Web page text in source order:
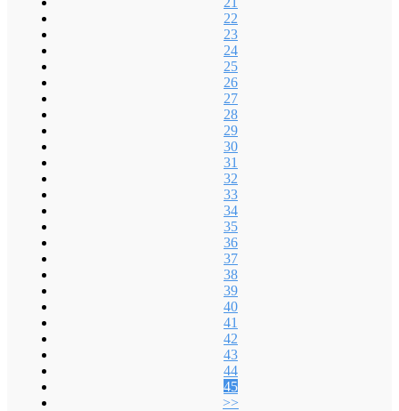
22
23
24
25
26
27
28
29
30
31
32
33
34
35
36
37
38
39
40
41
42
43
44
45
>>